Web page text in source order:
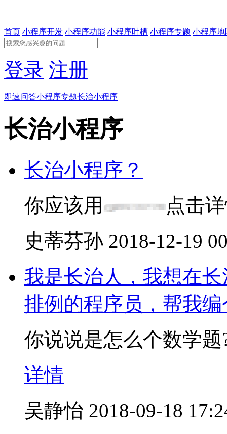
首页 小程序开发 小程序功能 小程序吐槽 小程序专题 小程序地
登录 注册
即速问答小程序专题长治小程序
长治小程序
长治小程序？
你应该用
点击
史蒂芬孙 2018-12-19
我是长治人，我想在
排例的程序员，帮我
你说说是怎么个数学
详情
吴静怡 2018-09-18